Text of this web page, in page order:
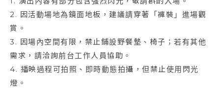
2. 因活動場地為鏡面地板，建議請穿著「褲裝」進場觀
賞。
3. 因場內空間有限，禁止鋪設野餐墊、椅子；若有其他
需求，請洽詢前台工作人員協助。
4. 播映過程可拍照、即時動態拍攝，但禁止使用閃光
燈。